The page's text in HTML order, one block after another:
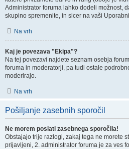
Administrator foruma lahko dodeli možnost,
skupino spremenite, in sicer na vaši
Na vrh
Kaj je povezava "Ekipa"?
Na tej povezavi najdete seznam osebja
foruma in moderatorji, pa tudi ostale
moderirajo.
Na vrh
Pošiljanje zasebnih sporočil
Ne morem poslati zasebnega sporočila!
Obstajajo trije razlogi, zakaj tega ne morete
prijavljeni, 2. administrator foruma je za ves